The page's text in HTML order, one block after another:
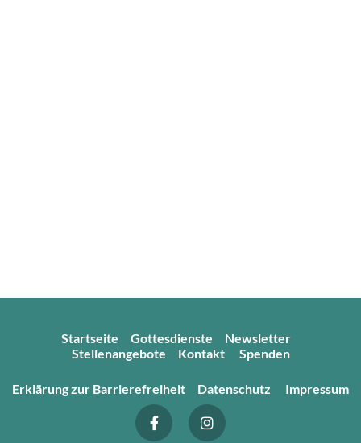
Startseite Gottesdienste
Newsletter
Stellenangebote
Kontakt Spenden
Erklärung zur Barrierefreiheit Datenschutz Impressum